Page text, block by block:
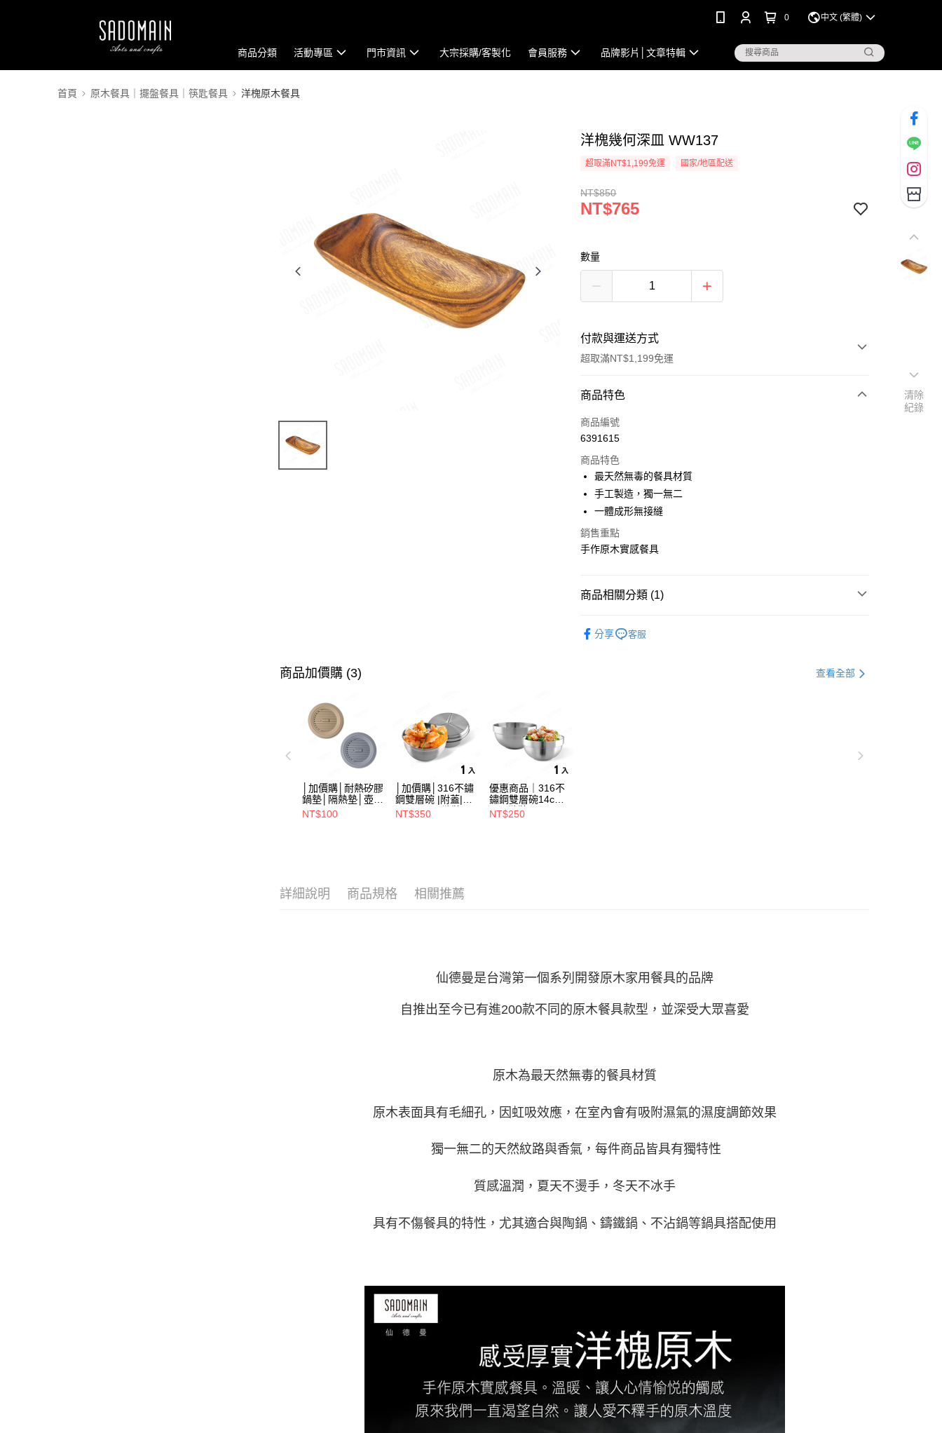
0 中文 (繁體)
商品分類 活動專區 門市資訊 大宗採購/客製化 會員服務 品牌影片│文章特輯
首頁 原木餐具｜擺盤餐具｜筷匙餐具 洋槐原木餐具
洋槐幾何深皿 WW137
超取滿NT$1,199免運 國家/地區配送
NT$850
NT$765
數量
付款與運送方式
超取滿NT$1,199免運
付款方式
信用卡一次付款
Apple Pay
街口支付
Google Pay
ATM付款
全家取貨（下單付款）後，現貨商品將於 3 個工作天內寄出
商品特色
商品編號
6391615
商品特色
最天然無毒的餐具材質
手工製造，獨一無二
一體成形無接縫
銷售重點
手作原木實感餐具
商品相關分類 (1)
分享
客服
商品加價購 (3) 查看全部
│加價購│耐熱矽膠
鍋墊│隔熱墊│壺墊
15.2cm GS152
NT$100
│加價購│316不鏽
鋼雙層碗 |附蓋|
14cm (1入散裝)
SG0141
NT$350
優惠商品｜316不
鏽鋼雙層碗14cm
(1入散裝) SG0140
NT$250
詳細說明 商品規格 相關推薦
仙德曼是台灣第一個系列開發原木家用餐具的品牌
自推出至今已有進200款不同的原木餐具款型，並深受大眾喜愛
原木為最天然無毒的餐具材質
原木表面具有毛細孔，因虹吸效應，在室內會有吸附濕氣的濕度調節效果
獨一無二的天然紋路與香氣，每件商品皆具有獨特性
質感溫潤，夏天不燙手，冬天不冰手
具有不傷餐具的特性，尤其適合與陶鍋、鑄鐵鍋、不沾鍋等鍋具搭配使用
清除
紀錄